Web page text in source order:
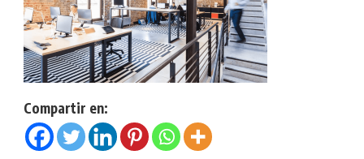
Compartir en: